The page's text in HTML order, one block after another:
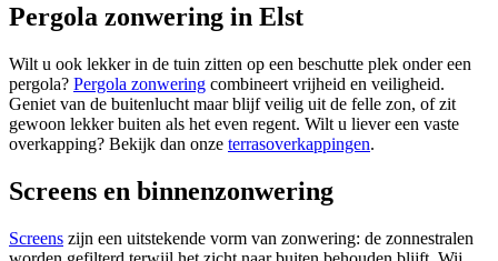
Pergola zonwering in Elst
Wilt u ook lekker in de tuin zitten op een beschutte plek onder een
pergola? Pergola zonwering combineert vrijheid en veiligheid.
Geniet van de buitenlucht maar blijf veilig uit de felle zon, of zit
gewoon lekker buiten als het even regent. Wilt u liever een vaste
overkapping? Bekijk dan onze terrasoverkappingen.
Screens en binnenzonwering
Screens zijn een uitstekende vorm van zonwering: de zonnestralen